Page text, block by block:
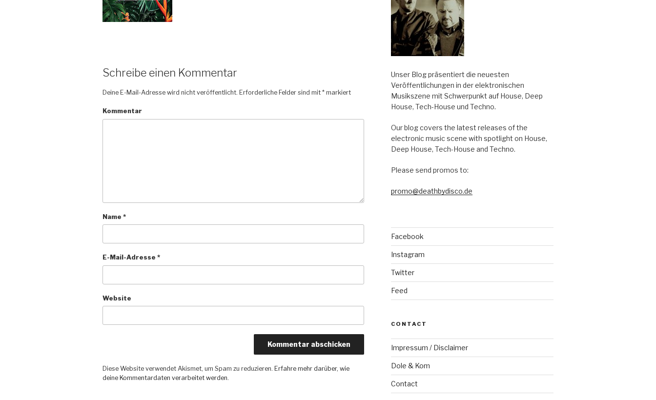
Schreibe einen Kommentar
Deine E-Mail-Adresse wird nicht veröffentlicht. Erforderliche Felder sind mit* markiert
Kommentar
Name*
E-Mail-Adresse*
Website
Diese Website verwendet Akismet, um Spam zu reduzieren. Erfahre mehr darüber, wie
deine Kommentardaten verarbeitet werden.
Unser Blog präsentiert die neuesten
Veröffentlichungen in der elektronischen
Musikszene mit Schwerpunkt auf House, Deep
House, Tech-House und Techno.
Our blog covers the latest releases of the
electronic music scene with spotlight on House,
Deep House, Tech-House and Techno.
Please send promos to:
promo@deathbydisco.de
Facebook
Instagram
Twitter
Feed
CONTACT
Impressum / Disclaimer
Dole & Kom
Contact